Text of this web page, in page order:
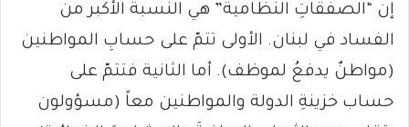
إن “الصفقاتِ النظاميةَ” هي النسبةُ الأكبر من
الفساد في لبنان. الأولى تتمّ على حسابِ المواطنين
(مواطنٌ يدفعُ لموظف). أما الثانية فتتمّ على
حساب خزينةِ الدولة والمواطنين معاً (مسؤولون